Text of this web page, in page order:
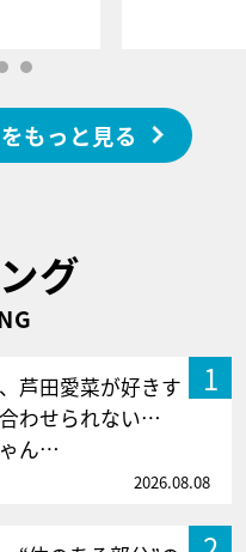
もっと見る
グ
1
芦田愛菜が好きす
わせられない…
ゃん…
2026.08.08